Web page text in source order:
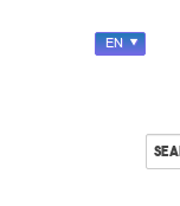
EN